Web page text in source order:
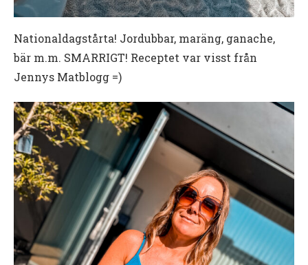
Nationaldagstårta! Jordubbar, maräng, ganache,
bär m.m. SMARRIGT! Receptet var visst från
Jennys Matblogg =)